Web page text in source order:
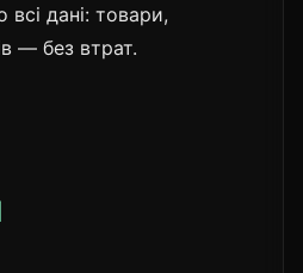
дані: товари,
— без втрат.